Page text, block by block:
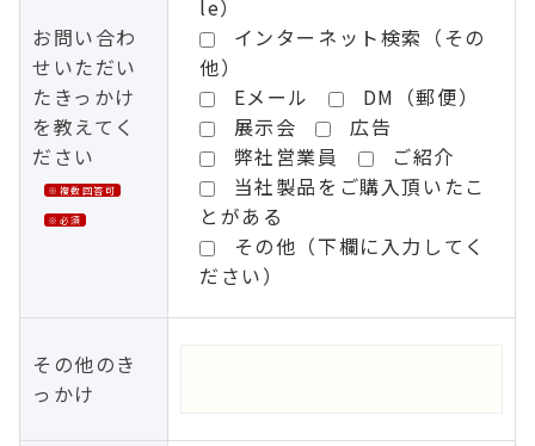
お問い合わ
せいただい
たきっかけ
を教えてく
ださい
※複数回答可
※必須
le）
インターネット検索（その
他）
Eメール
DM（郵便）
展示会
広告
弊社営業員
ご紹介
当社製品をご購入頂いたこ
とがある
その他（下欄に入力してく
ださい）
その他のき
っかけ